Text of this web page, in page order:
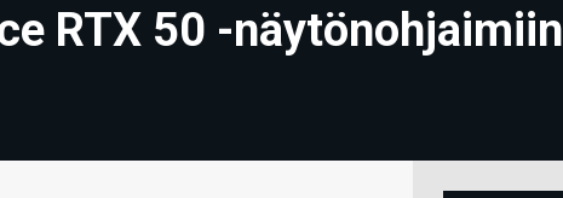
RTX 50 -näytönohjaimiin